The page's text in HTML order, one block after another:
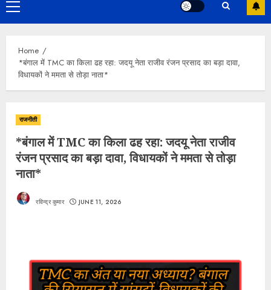
Primary
Menu
Home
*बंगाल में TMC का किला ढह रहा: जदयू नेता राजीव रंजन प्रसाद का बड़ा दावा,
विधायकों ने ममता से तोड़ा नाता*
राजनीती
*बंगाल में TMC का किला ढह रहा: जदयू नेता राजीव
रंजन प्रसाद का बड़ा दावा, विधायकों ने ममता से तोड़ा
नाता*
रविन्द्र कुमार JUNE 11, 2026